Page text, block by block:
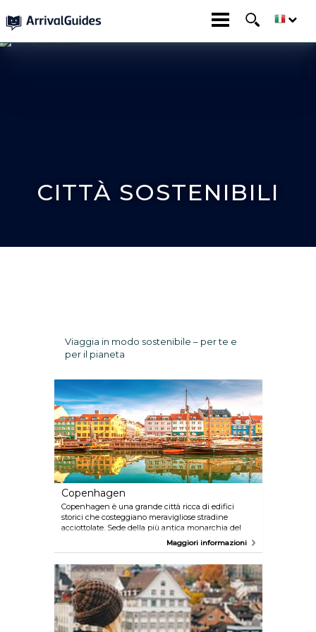
CITTÀ SOSTENIBILI
Viaggia in modo sostenibile – per te e
per il pianeta
Copenhagen
Copenhagen è una grande città ricca di edifici
storici che costeggiano meravigliose stradine
acciottolate. Sede della più antica monarchia del
mondo, è la città ideale per gustare specialità
gastronomiche di altissima qualità, osservare
unico, perdersi lungo i canali del porto, e perdersi tra
le vie della Città Libera di Christiania. Oltre ad essere
stata nominata una delle migliori città in cui vivere,
è anche denominata "la città della bici", visto il
numero elevato di piste ciclabili.
Maggiori informazioni